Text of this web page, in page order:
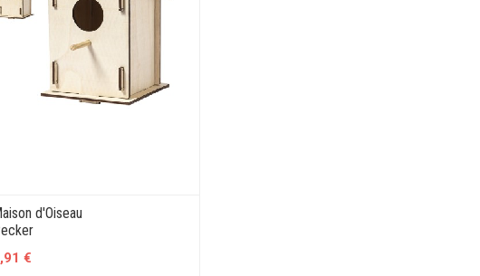
d'Oiseau
€